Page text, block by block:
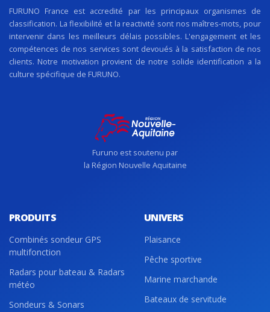
FURUNO France est accredité par les principaux organismes de
classification. La flexibilité et la reactivité sont nos maîtres-mots, pour
intervenir dans les meilleurs délais possibles. L'engagement et les
compétences de nos services sont devoués à la satisfaction de nos
clients. Notre motivation provient de notre solide identification a la
culture spécifique de FURUNO.
Furuno est soutenu par
la Région Nouvelle Aquitaine
PRODUITS
Combinés sondeur GPS
multifonction
Radars pour bateau & Radars
météo
Sondeurs & Sonars
UNIVERS
Plaisance
Pêche sportive
Marine marchande
Bateaux de servitude